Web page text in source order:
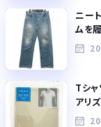
ニー
ムを
Tシ
アリ